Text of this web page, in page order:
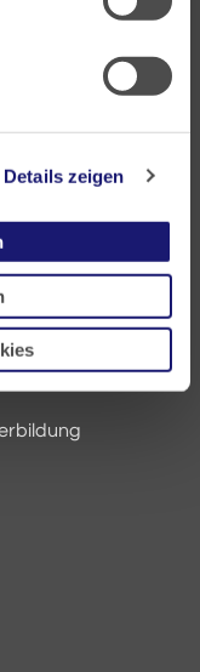
Details zeigen